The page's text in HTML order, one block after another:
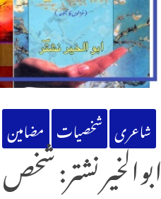
شاعری شخصیات مضامین
ابوالخیر نشتر: